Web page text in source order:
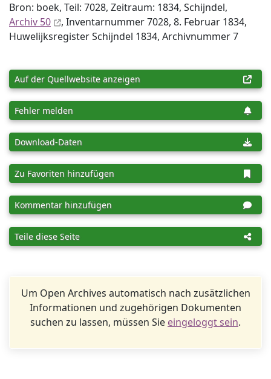
Bron: boek, Teil: 7028, Zeitraum: 1834, Schijndel,
Archiv 50
, Inventar­nummer 7028, 8. Februar 1834,
Huwelijksregister Schijndel 1834, Archiv­nummer 7
Auf der Quellwebsite anzeigen
Fehler melden
Download-Daten
Zu Favoriten hinzufügen
Kommentar hinzufügen
Teile diese Seite
Um Open Archives automatisch nach zusätzlichen
Informationen und zugehörigen Dokumenten
suchen zu lassen, müssen Sie eingeloggt sein.